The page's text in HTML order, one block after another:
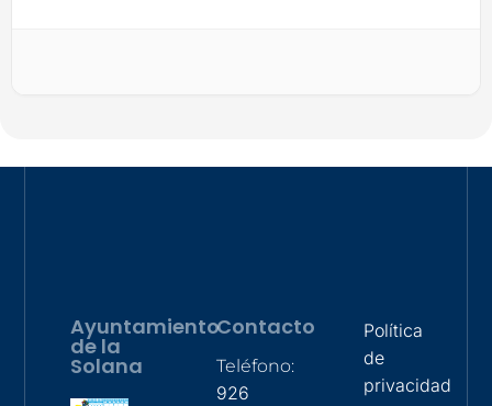
Ayuntamiento
de la
Solana
Contacto
Teléfono:
926
Política
de
privacidad